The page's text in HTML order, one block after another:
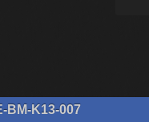
BM-K13-007